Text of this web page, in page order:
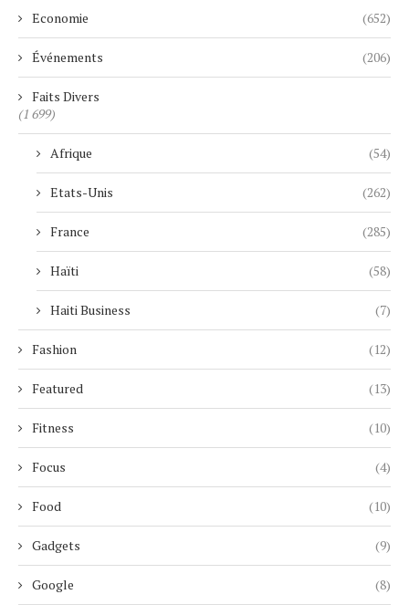
Economie (652)
Événements (206)
Faits Divers
(1 699)
Afrique (54)
Etats-Unis (262)
France (285)
Haïti (58)
Haiti Business (7)
Fashion (12)
Featured (13)
Fitness (10)
Focus (4)
Food (10)
Gadgets (9)
Google (8)